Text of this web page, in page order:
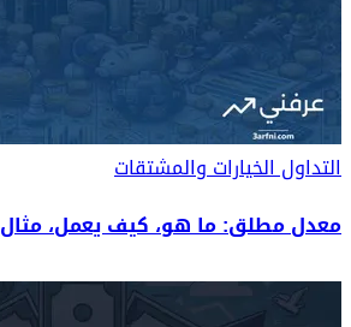
التداولالخيارات والمشتقات
معدل مطلق: ما هو، كيف يعمل، مثال